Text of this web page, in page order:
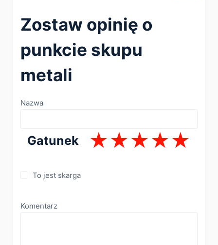
Zostaw opinię o
punkcie skupu
metali
Nazwa
Gatunek
To jest skarga
Komentarz